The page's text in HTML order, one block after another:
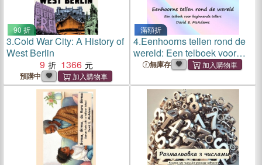
90 折
3.Cold War City: A History of
West Berlin
9
1366
預購中
滿額折
4.Eenhoorns tellen rond de
wereld: Een telboek voor
beginnende tellers
無庫存